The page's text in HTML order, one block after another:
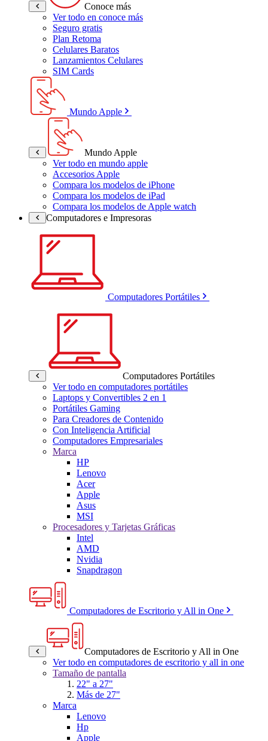
Conoce más
Ver todo en conoce más
Seguro gratis
Plan Retoma
Celulares Baratos
Lanzamientos Celulares
SIM Cards
Mundo Apple
Mundo Apple
Ver todo en mundo apple
Accesorios Apple
Compara los modelos de iPhone
Compara los modelos de iPad
Compara los modelos de Apple watch
Computadores e Impresoras
Computadores Portátiles
Computadores Portátiles
Ver todo en computadores portátiles
Laptops y Convertibles 2 en 1
Portátiles Gaming
Para Creadores de Contenido
Con Inteligencia Artificial
Computadores Empresariales
Marca
HP
Lenovo
Acer
Apple
Asus
MSI
Procesadores y Tarjetas Gráficas
Intel
AMD
Nvidia
Snapdragon
Computadores de Escritorio y All in One
Computadores de Escritorio y All in One
Ver todo en computadores de escritorio y all in one
Tamaño de pantalla
22" a 27"
Más de 27"
Marca
Lenovo
Hp
Apple